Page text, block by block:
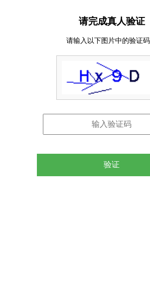
请完成真人验证
请输入以下图片中的验证码
验证